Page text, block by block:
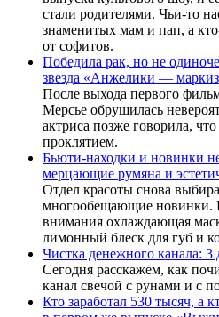
стали родителями. Чьи-то
знаменитых мам и пап, а
от софитов.
Победила рак, но не
звезда «Анжелики —
После выхода первого
Мерсье обрушилась
актриса позже говорила,
проклятием.
Бьюти-находки и новинки
мерцающие румяна и
Отдел красоты снова
многообещающие новинки.
внимания охлаждающая
лимонный блеск для губ и
Чистка денежного канала: 3
Сегодня расскажем, как
канал свечой с рунами и с
Кто заработал 530 тысяч, а